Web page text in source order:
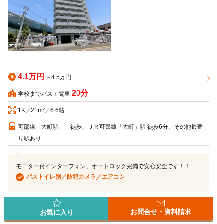
4.1万円 ～4.5万円
学校までバス＋電車 20分
1K／21m²／6.6帖
可部線「大町駅」 徒歩、ＪＲ可部線「大町」駅 徒歩6分、その他最寄
り駅あり
モニター付インターフォン、オートロック完備で安心安全です！！
バストイレ別／防犯カメラ／エアコン
お気に入り お問合せ・資料請求